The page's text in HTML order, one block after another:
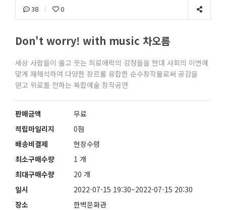
38 0
Don't worry! with music 차오름
세상 사람들이 울고 웃는 희로애락의 감정들을 현대 사회의 이면에
맞게 재해석하여 다양한 장르룰 융합한 순수창작물로써 공감을
얻고 위로를 전하는 복합예술 창작공연
판매금액
무료
적립마일리지
0점
배송비결제
현장수령
최소구매수량
1 개
최대구매수량
20 개
일시
2022-07-15 19:30~2022-07-15 20:30
장소
한벽문화관